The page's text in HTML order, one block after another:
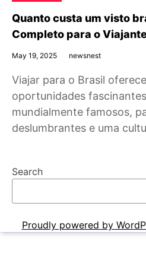
Quanto custa um visto
Completo para o
May 19, 2025 newsnest
Viajar para o Brasil
oportunidades
mundialmente famosos,
deslumbrantes e uma
Search
Proudly powered by